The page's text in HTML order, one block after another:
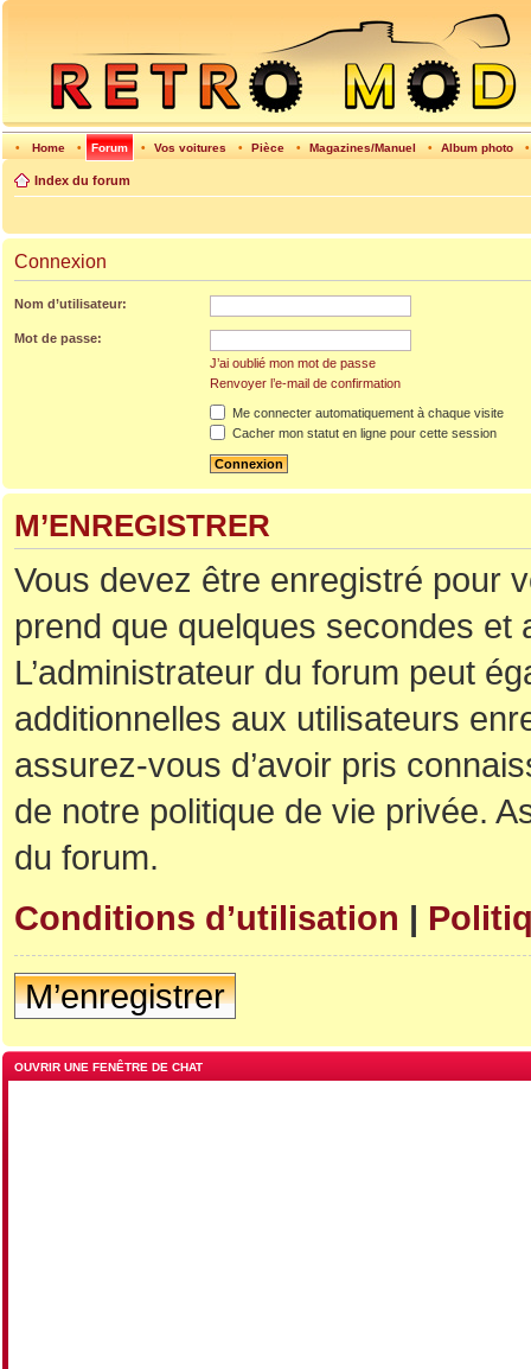
• Home • Forum • Vos voitures • Pièce • Magazines/Manuel • Album photo
Index du forum
Connexion
Nom d’utilisateur:
Mot de passe:
J’ai oublié mon mot de passe
Renvoyer l’e-mail de confirmation
Me connecter automatiquement à chaque visite
Cacher mon statut en ligne pour cette session
M’ENREGISTRER
Vous devez être enregistré pour
prend que quelques secondes et
L’administrateur du forum peut
additionnelles aux utilisateurs
assurez-vous d’avoir pris
de notre politique de vie privée.
du forum.
Conditions d’utilisation |
M’enregistrer
OUVRIR UNE FENÊTRE DE CHAT